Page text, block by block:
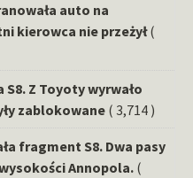
auto na
kierowca nie przeżył (
Z Toyoty wyrwało
zablokowane ( 3,714 )
fragment S8. Dwa pasy
Annopola. (